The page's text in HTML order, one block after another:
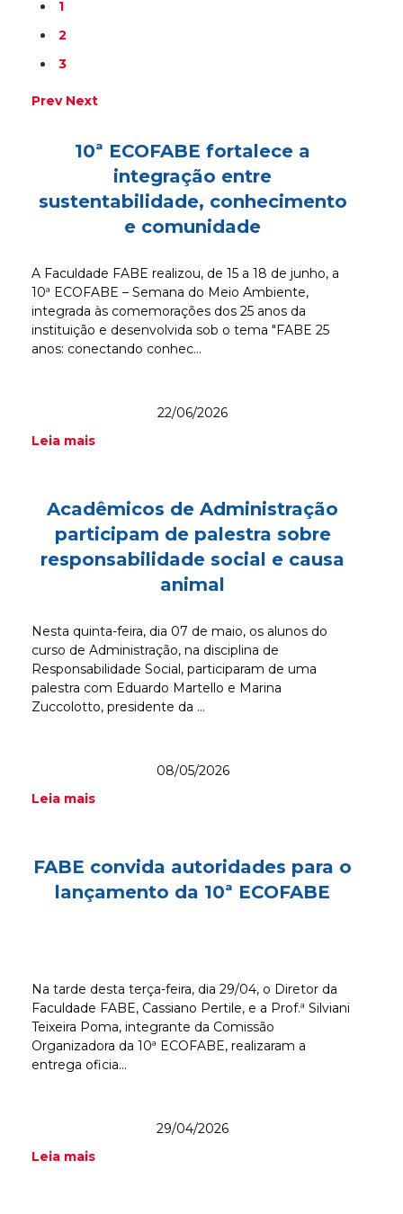
1
2
3
Prev Next
10ª ECOFABE fortalece a
integração entre
sustentabilidade, conhecimento
e comunidade
A Faculdade FABE realizou, de 15 a 18 de junho, a
10ª ECOFABE – Semana do Meio Ambiente,
integrada às comemorações dos 25 anos da
instituição e desenvolvida sob o tema "FABE 25
anos: conectando conhec...
22/06/2026
Leia mais
Acadêmicos de Administração
participam de palestra sobre
responsabilidade social e causa
animal
Nesta quinta-feira, dia 07 de maio, os alunos do
curso de Administração, na disciplina de
Responsabilidade Social, participaram de uma
palestra com Eduardo Martello e Marina
Zuccolotto, presidente da ...
08/05/2026
Leia mais
FABE convida autoridades para o
lançamento da 10ª ECOFABE
Na tarde desta terça-feira, dia 29/04, o Diretor da
Faculdade FABE, Cassiano Pertile, e a Prof.ª Silviani
Teixeira Poma, integrante da Comissão
Organizadora da 10ª ECOFABE, realizaram a
entrega oficia...
29/04/2026
Leia mais